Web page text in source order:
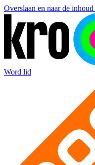
Overslaan en naar de inhoud
Word lid